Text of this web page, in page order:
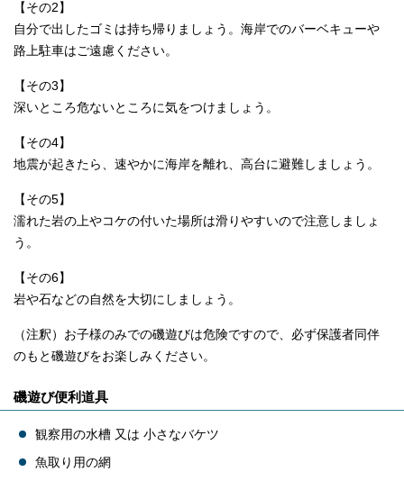
【その2】
自分で出したゴミは持ち帰りましょう。海岸でのバーベキューや
路上駐車はご遠慮ください。
【その3】
深いところ危ないところに気をつけましょう。
【その4】
地震が起きたら、速やかに海岸を離れ、高台に避難しましょう。
【その5】
濡れた岩の上やコケの付いた場所は滑りやすいので注意しましょ
う。
【その6】
岩や石などの自然を大切にしましょう。
（注釈）お子様のみでの磯遊びは危険ですので、必ず保護者同伴
のもと磯遊びをお楽しみください。
磯遊び便利道具
観察用の水槽 又は 小さなバケツ
魚取り用の網